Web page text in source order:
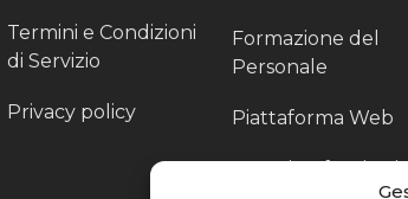
Termini e Condizioni
di Servizio
Privacy policy
Formazione del
Personale
Piattaforma Web
Scouting fornitori